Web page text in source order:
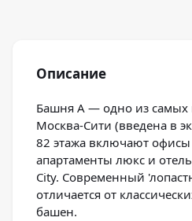
Описание
Башня А — одно из самых
Москва-Сити (введена в
82 этажа включают офисы
апартаменты люкс и
City. Современный
отличается от
башен.